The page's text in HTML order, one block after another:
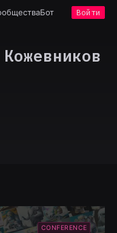
Бот Войти
CONFERENCE